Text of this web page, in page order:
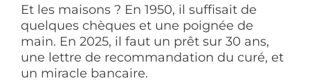
Et les maisons ? En 1950, il suffisait de
quelques chèques et une poignée de
main. En 2025, il faut un prêt sur 30 ans,
une lettre de recommandation du curé, et
un miracle bancaire.